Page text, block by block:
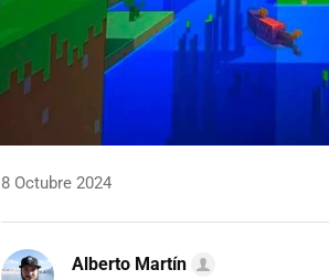
8 Octubre 2024
Alberto Martín